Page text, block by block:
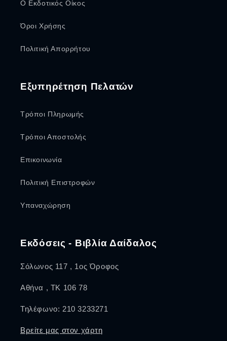
Ο Εκδοτικός Οίκος
Όροι Χρήσης
Πολιτική Απορρήτου
Εξυπηρέτηση Πελατών
Τρόποι Πληρωμής
Τρόποι Αποστολής
Επικοινωνία
Πολιτική Επιστροφών
Υπαναχώρηση
Εκδόσεις - Βιβλία Δαίδαλος
Σόλωνος 117 , 1ος Όροφος
Αθήνα , ΤΚ 106 78
Τηλέφωνο: 210 3233271
Βρείτε μας στον χάρτη